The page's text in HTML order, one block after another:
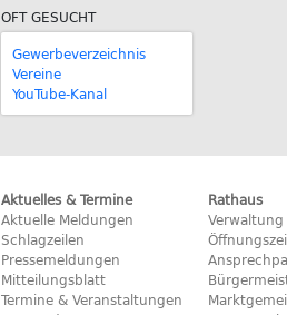
OFT GESUCHT
Gewerbeverzeichnis
Vereine
YouTube-Kanal
Aktuelles & Termine
Aktuelle Meldungen
Schlagzeilen
Pressemeldungen
Mitteilungsblatt
Termine & Veranstaltungen
Rathaus
Verwaltung